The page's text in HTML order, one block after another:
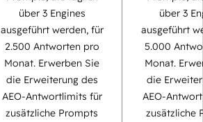
über 3 Engines
ausgeführt werden, für
2.500 Antworten pro
Monat. Erwerben Sie
die Erweiterung des
AEO-Antwortlimits für
zusätzliche Prompts
über 3
ausgeführt
5.000
Monat.
die
AEO-
zusätzliche